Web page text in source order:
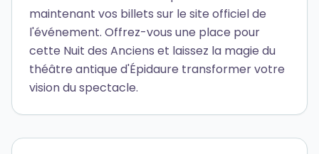
maintenant vos billets sur le site officiel de
l'événement. Offrez-vous une place pour
cette Nuit des Anciens et laissez la magie du
théâtre antique d'Épidaure transformer votre
vision du spectacle.